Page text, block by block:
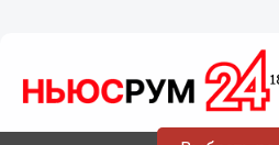
В театре "Комедiя"
перенесенный
Евстигнеева
31 октября в 18:00 в